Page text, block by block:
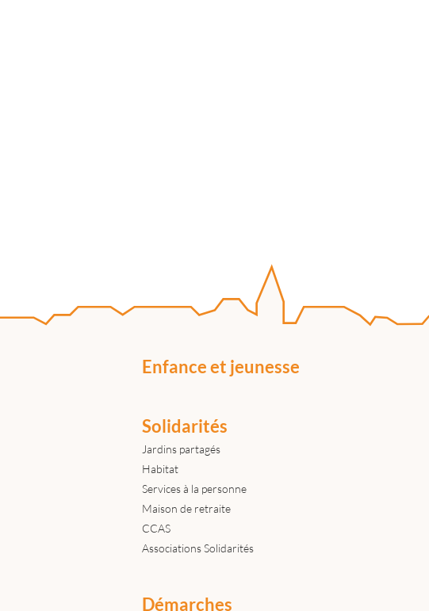
Enfance et jeunesse
Solidarités
Jardins partagés
Habitat
Services à la personne
Maison de retraite
CCAS
Associations Solidarités
Démarches